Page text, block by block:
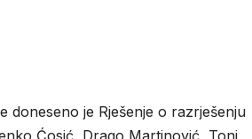
doneseno je Rješenje o razrješenju
Ćosić, Drago Martinović, Toni